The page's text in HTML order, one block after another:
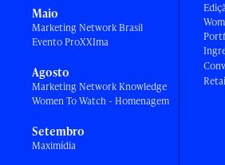
Maio
Marketing Network Brasil
Evento ProXXIma
Agosto
Marketing Network Knowledge
Women To Watch - Homenagem
Setembro
Maximídia